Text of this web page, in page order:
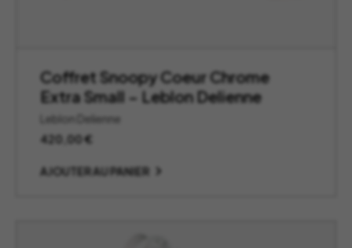
Coffret Snoopy Coeur Chrome
Extra Small – Leblon Delienne
Leblon Delienne
420,00€
AJOUTER AU PANIER